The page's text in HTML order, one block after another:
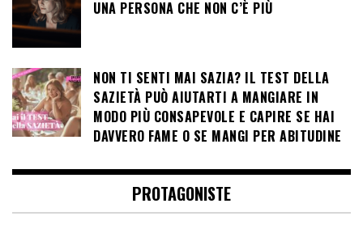
UNA PERSONA CHE NON C’È PIÙ
NON TI SENTI MAI SAZIA? IL TEST DELLA
SAZIETÀ PUÒ AIUTARTI A MANGIARE IN
MODO PIÙ CONSAPEVOLE E CAPIRE SE HAI
DAVVERO FAME O SE MANGI PER ABITUDINE
PROTAGONISTE